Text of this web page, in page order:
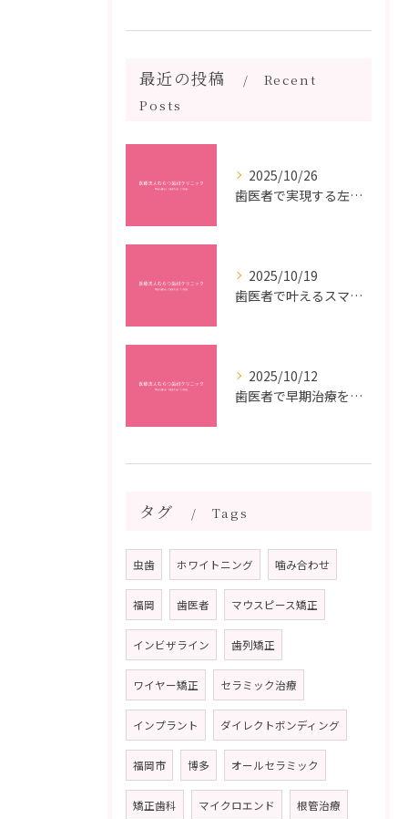
最近の投稿
Recent
Posts
2025/10/26
歯医者で実現する左右対称治療のポイントと矯正治療選びの疑問解決ガイド
2025/10/19
歯医者で叶えるスマイルメイクオーバーなら福岡県福岡市博多区博多駅前の最新矯正治療解説
2025/10/12
歯医者で早期治療を受けるメリットと虫歯悪化を防ぐ最短ステップ
タグ Tags
虫歯 ホワイトニング 噛み合わせ
福岡 歯医者 マウスピース矯正
インビザライン 歯列矯正
ワイヤー矯正 セラミック治療
インプラント ダイレクトボンディング
福岡市 博多 オールセラミック
矯正歯科 マイクロエンド 根管治療